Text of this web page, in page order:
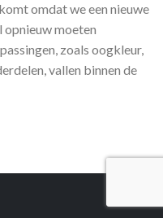
omdat we een nieuwe
opnieuw moeten
zoals oogkleur,
vallen binnen de